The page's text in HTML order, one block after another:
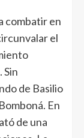
combatir en
el
de Basilio
En
de una